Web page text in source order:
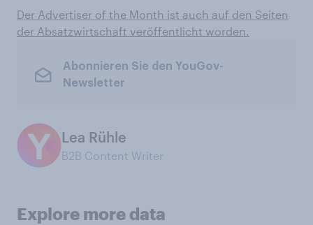
Der Advertiser of the Month ist auch auf den Seiten
der Absatzwirtschaft veröffentlicht worden.
Abonnieren Sie den YouGov-
Newsletter
Lea Rühle
B2B Content Writer
Explore more data